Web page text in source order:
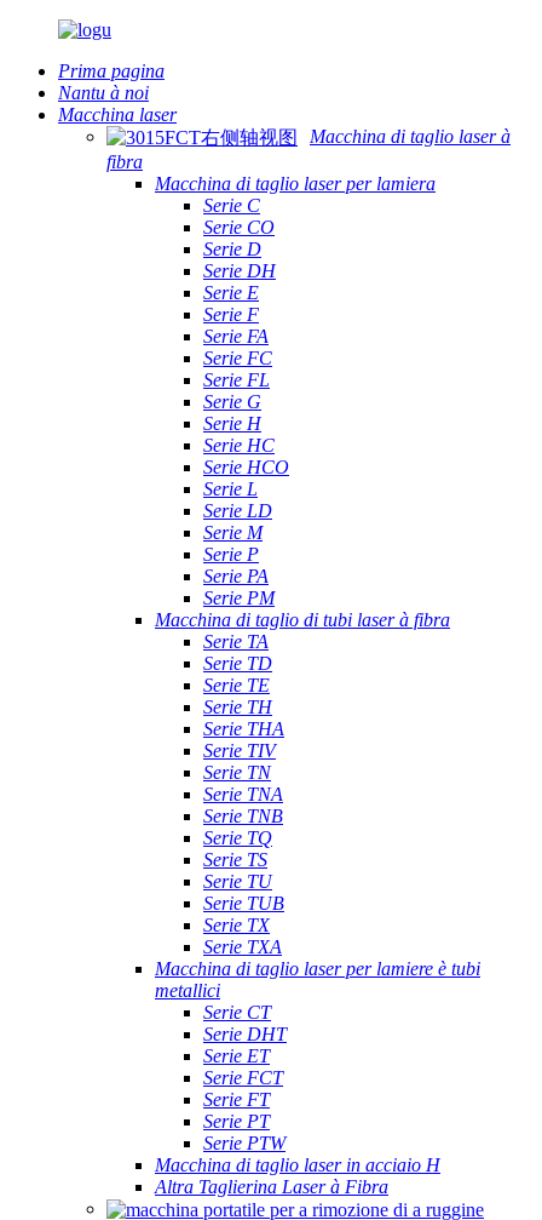
Prima pagina
Nantu à noi
Macchina laser
Macchina di taglio laser à
fibra
Macchina di taglio laser per lamiera
Serie C
Serie CO
Serie D
Serie DH
Serie E
Serie F
Serie FA
Serie FC
Serie FL
Serie G
Serie H
Serie HC
Serie HCO
Serie L
Serie LD
Serie M
Serie P
Serie PA
Serie PM
Macchina di taglio di tubi laser à fibra
Serie TA
Serie TD
Serie TE
Serie TH
Serie THA
Serie TIV
Serie TN
Serie TNA
Serie TNB
Serie TQ
Serie TS
Serie TU
Serie TUB
Serie TX
Serie TXA
Macchina di taglio laser per lamiere è tubi
metallici
Serie CT
Serie DHT
Serie ET
Serie FCT
Serie FT
Serie PT
Serie PTW
Macchina di taglio laser in acciaio H
Altra Taglierina Laser à Fibra